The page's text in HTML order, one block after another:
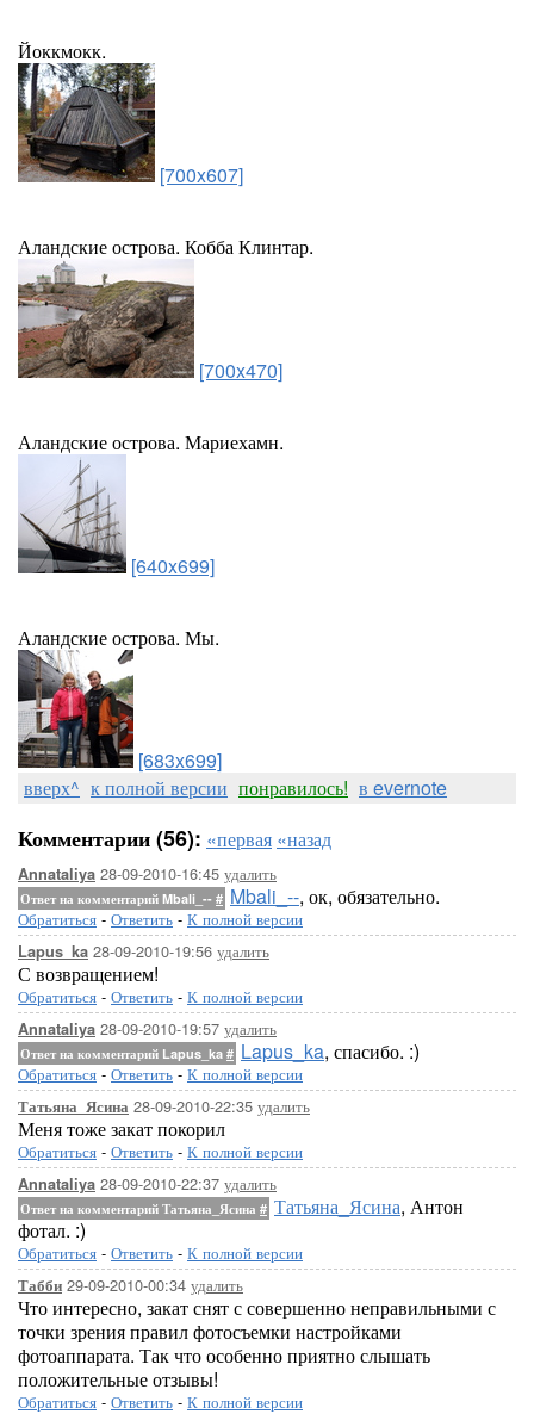
Йоккмокк.
[700x607]
Аландские острова. Кобба Клинтар.
[700x470]
Аландские острова. Мариехамн.
[640x699]
Аландские острова. Мы.
[683x699]
вверх^ к полной версии понравилось! в evernote
Комментарии (56): «первая «назад
Annataliya 28-09-2010-16:45 удалить
Ответ на комментарий Mbali_-- # Mbali_--, ок, обязательно.
Обратиться - Ответить - К полной версии
Lapus_ka 28-09-2010-19:56 удалить
С возвращением!
Обратиться - Ответить - К полной версии
Annataliya 28-09-2010-19:57 удалить
Ответ на комментарий Lapus_ka # Lapus_ka, спасибо. :)
Обратиться - Ответить - К полной версии
Татьяна_Ясина 28-09-2010-22:35 удалить
Меня тоже закат покорил
Обратиться - Ответить - К полной версии
Annataliya 28-09-2010-22:37 удалить
Ответ на комментарий Татьяна_Ясина # Татьяна_Ясина, Антон
фотал. :)
Обратиться - Ответить - К полной версии
Табби 29-09-2010-00:34 удалить
Что интересно, закат снят с совершенно неправильными с
точки зрения правил фотосъемки настройками
фотоаппарата. Так что особенно приятно слышать
положительные отзывы!
Обратиться - Ответить - К полной версии